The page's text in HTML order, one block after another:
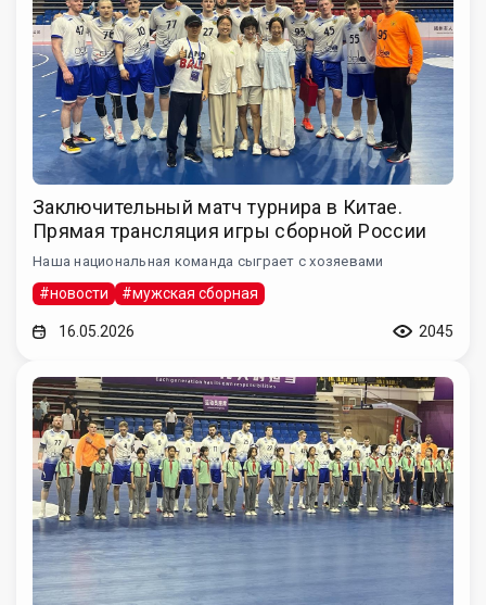
Заключительный матч турнира в Китае.
Прямая трансляция игры сборной России
Наша национальная команда сыграет с хозяевами
#новости #мужская сборная
16.05.2026 2045